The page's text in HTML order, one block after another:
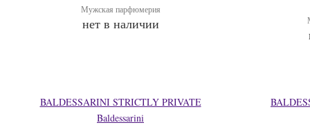
Мужская парфюмерия
нет в наличии
BALDESSARINI STRICTLY PRIVATE
Baldessarini